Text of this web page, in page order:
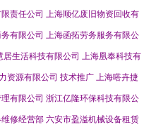
责任公司 上海顺亿废旧物资回收有
有限公司 上海函拓劳务服务有限公
居生活科技有限公司 上海凰奉科技有
资源有限公司 技术推广 上海嗒卉捷
有限公司 浙江亿隆环保科技有限公
修经营部 六安市盈溢机械设备租赁